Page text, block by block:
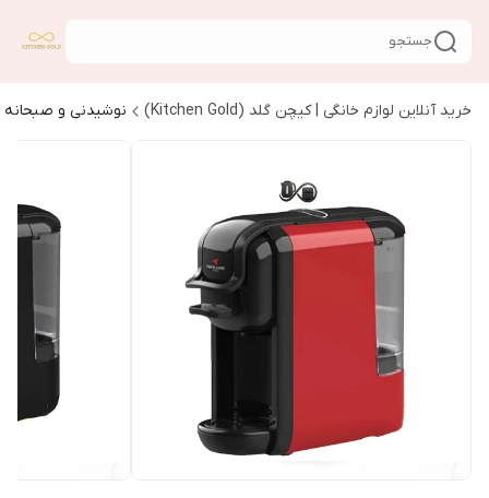
جستجو
خرید آنلاین لوازم خانگی | کیچن گلد (Kitchen Gold) نوشیدنی و صبحانه